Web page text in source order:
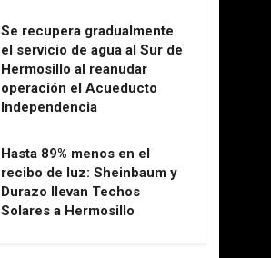
Se recupera gradualmente
el servicio de agua al Sur de
Hermosillo al reanudar
operación el Acueducto
Independencia
Hasta 89% menos en el
recibo de luz: Sheinbaum y
Durazo llevan Techos
Solares a Hermosillo